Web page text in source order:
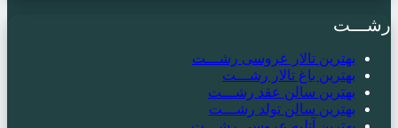
رشـــت
بهترین تالار عروسی رشـــت
بهترین باغ تالار رشـــت
بهترین سالن عقد رشـــت
بهترین سالن تولد رشـــت